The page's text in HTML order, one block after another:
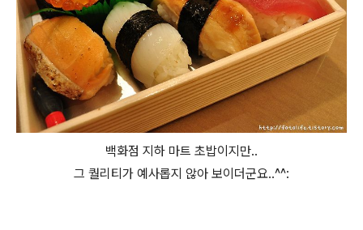
백화점 지하 마트 초밥이지만..
그 퀄리티가 예사롭지 않아 보이더군요..^^: